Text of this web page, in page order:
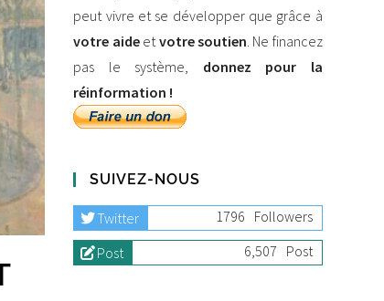
peut vivre et se développer que grâce à
votre aideetvotre soutien. Ne financez
pas le système, donnez pour la
réinformation !
SUIVEZ-NOUS
Twitter 1796 Followers
Post
6,507 Post